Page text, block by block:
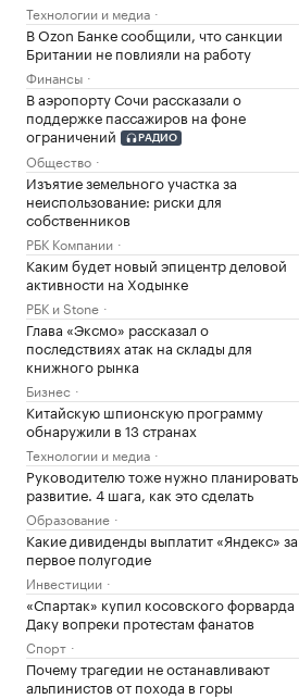
Технологии и медиа
В Ozon Банке сообщили, что санкции
Британии не повлияли на работу
Финансы
В аэропорту Сочи рассказали о
поддержке пассажиров на фоне
ограничений
РАДИО
Общество
Изъятие земельного участка за
неиспользование: риски для
собственников
РБК Компании
Каким будет новый эпицентр деловой
активности на Ходынке
РБК и Stone
Глава «Эксмо» рассказал о
последствиях атак на склады для
книжного рынка
Бизнес
Китайскую шпионскую программу
обнаружили в 13 странах
Технологии и медиа
Руководителю тоже нужно планировать
развитие. 4 шага, как это сделать
Образование
Какие дивиденды выплатит «Яндекс» за
первое полугодие
Инвестиции
«Спартак» купил косовского форварда
Даку вопреки протестам фанатов
Спорт
Почему трагедии не останавливают
альпинистов от похода в горы